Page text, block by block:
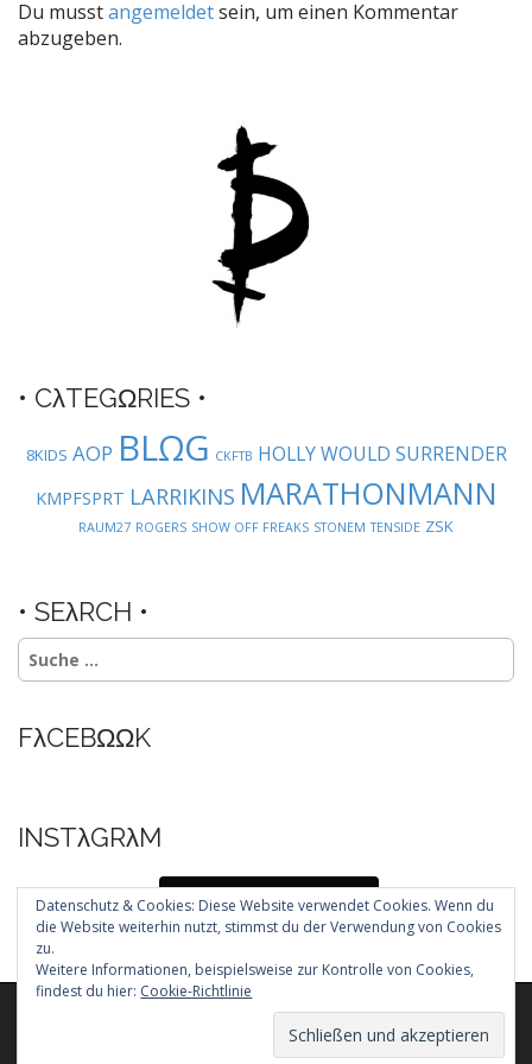
n
a
Du musstangemeldetsein, um einen Kommentar
abzugeben.
• CλTEGΩRIES •
8KIDS AOP BLΩG CKFTB HOLLY WOULD SURRENDER
KMPFSPRT LARRIKINS MARATHONMANN
RAUM27 ROGERS SHOW OFF FREAKS STONEM TENSIDE ZSK
• SEλRCH •
Suche
nach:
FλCEBΩΩK
INSTλGRλM
Folg mir auf Instagram
. All Rights Reserved.
The Arcade Basic Theme bybavotasan.com.
Datenschutz & Cookies: Diese Website verwendet Cookies. Wenn du
die Website weiterhin nutzt, stimmst du der Verwendung von Cookies
zu.
Weitere Informationen, beispielsweise zur Kontrolle von Cookies,
findest du hier: Cookie-Richtlinie